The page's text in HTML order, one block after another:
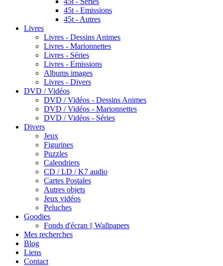
45t - Emissions
45t - Autres
Livres
Livres - Dessins Animes
Livres - Marionnettes
Livres - Séries
Livres - Emissions
Albums images
Livres - Divers
DVD / Vidéos
DVD / Vidéos - Dessins Animes
DVD / Vidéos - Marionnettes
DVD / Vidéos - Séries
Divers
Jeux
Figurines
Puzzles
Calendriers
CD / LD / K7 audio
Cartes Postales
Autres objets
Jeux vidéos
Peluches
Goodies
Fonds d'écran || Wallpapers
Mes recherches
Blog
Liens
Contact